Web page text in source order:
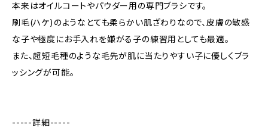
本来はオイルコートやパウダー用の専門ブラシです。
刷毛(ハケ)のようなとても柔らかい肌ざわりなので、皮膚の敏感
な子や極度にお手入れを嫌がる子の練習用としても最適。
また、超短毛種のような毛先が肌に当たりやすい子に優しくブラ
ッシングが可能。
-----詳細-----